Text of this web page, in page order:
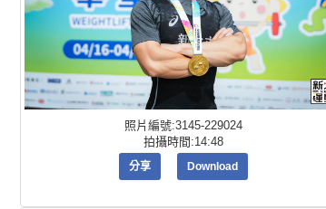
照片編號:3145-229024
拍攝時間:14:48
分享 Download